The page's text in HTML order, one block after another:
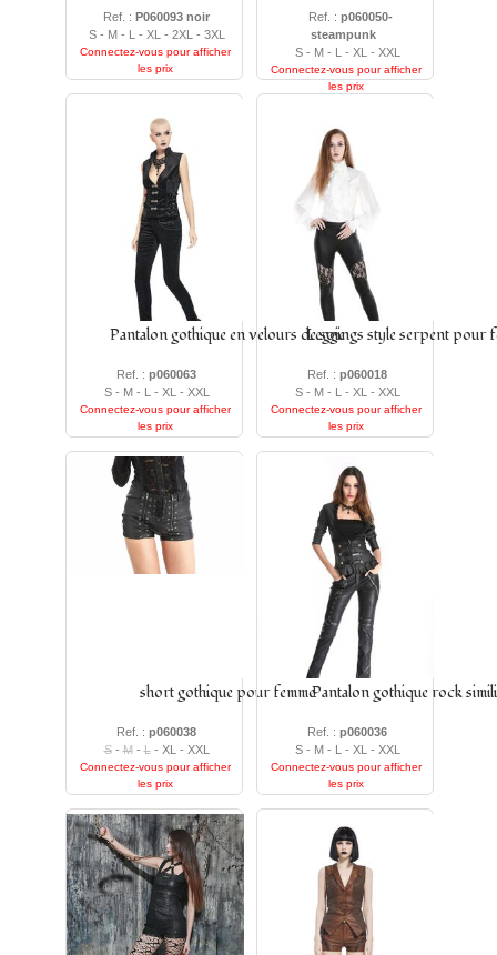
Ref. : P060093 noir
S - M - L - XL - 2XL - 3XL
Connectez-vous pour afficher
les prix
Ref. : p060050-
steampunk
S - M - L - XL - XXL
Connectez-vous pour afficher
les prix
Pantalon gothique en velours de soie
Ref. : p060063
S - M - L - XL - XXL
Connectez-vous pour afficher
les prix
Leggings style serpent pour
Ref. : p060018
S - M - L - XL - XXL
Connectez-vous pour afficher
les prix
short gothique pour femme
Ref. : p060038
S-M-L- XL - XXL
Connectez-vous pour afficher
les prix
Pantalon gothique rock
Ref. : p060036
S - M - L - XL - XXL
Connectez-vous pour afficher
les prix